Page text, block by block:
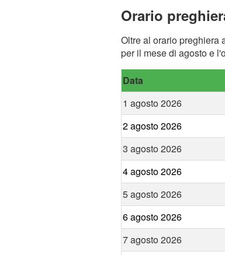
Orario
Oltre al orario preghiera
per il mese di agosto e
Data
1 agosto 2026
2 agosto 2026
3 agosto 2026
4 agosto 2026
5 agosto 2026
6 agosto 2026
7 agosto 2026